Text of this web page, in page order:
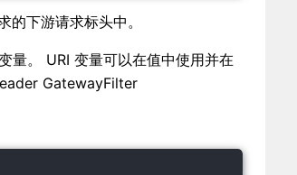
下游请求标头中。
量。 URI 变量可以在值中使用并在
GatewayFilter